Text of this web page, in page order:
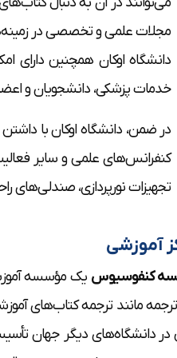
مجلات علمی و تخصصی در
دانشگاه اوکان همچنین
خدمات پزشکی، دانشجویان و
در ضمن، دانشگاه اوکان با
کنفرانس‌های علمی و سایر
تجهیزات نورپردازی، صندلی‌های
آموزشی
کنفوسیوس یک مؤسسه
مانند ترجمه کتاب‌های
در دانشگاه‌های دیگر جهان